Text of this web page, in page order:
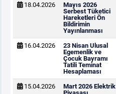
18.04.2026
Mayıs 2026
Serbest Tüketici
Hareketleri Ön
Bildirimin
Yayınlanması
16.04.2026
23 Nisan Ulusal
Egemenlik ve
Çocuk Bayramı
Tatili Teminat
Hesaplaması
15.04.2026
Mart 2026 Elektrik